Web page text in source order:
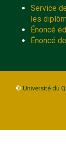
Service
les
Énoncé
Énoncé
© Université du